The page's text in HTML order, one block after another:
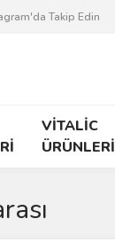
Takip Edin
VİTALİC
ÜRÜNLERİ